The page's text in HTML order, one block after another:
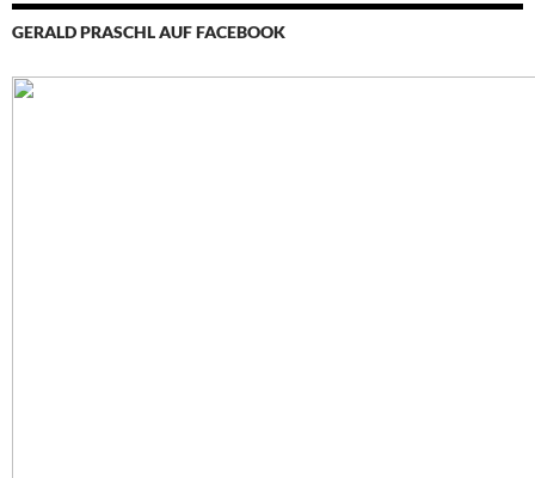
GERALD PRASCHL AUF FACEBOOK